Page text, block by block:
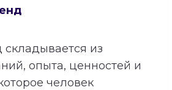
из
опыта, ценностей и
человек